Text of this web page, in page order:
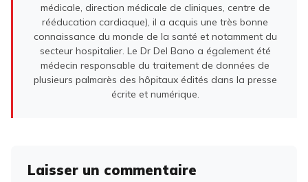
médicale, direction médicale de cliniques, centre de
rééducation cardiaque), il a acquis une très bonne
connaissance du monde de la santé et notamment du
secteur hospitalier. Le Dr Del Bano a également été
médecin responsable du traitement de données de
plusieurs palmarès des hôpitaux édités dans la presse
écrite et numérique.
Laisser un commentaire